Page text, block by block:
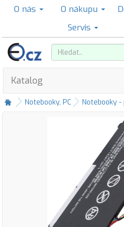
O nás O nákupu
Servis
Katalog
Notebooky, PC Notebooky